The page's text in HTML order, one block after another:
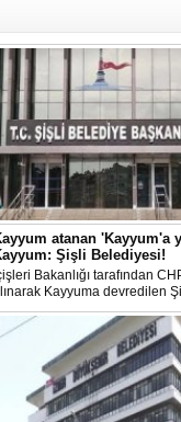
atanan 'Kayyum'a
Şişli Belediyesi!
Bakanlığı tarafından
Kayyuma devredilen
bir hafta içinde
Kayyum değişti.